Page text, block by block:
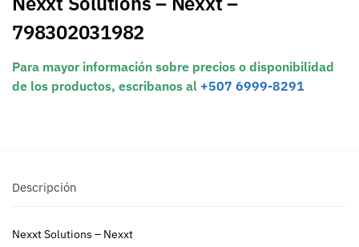
798302031982
Para mayor información sobre precios o disponibilidad
de los productos, escribanos al +507 6999-8291
Descripción
Nexxt Solutions – Nexxt